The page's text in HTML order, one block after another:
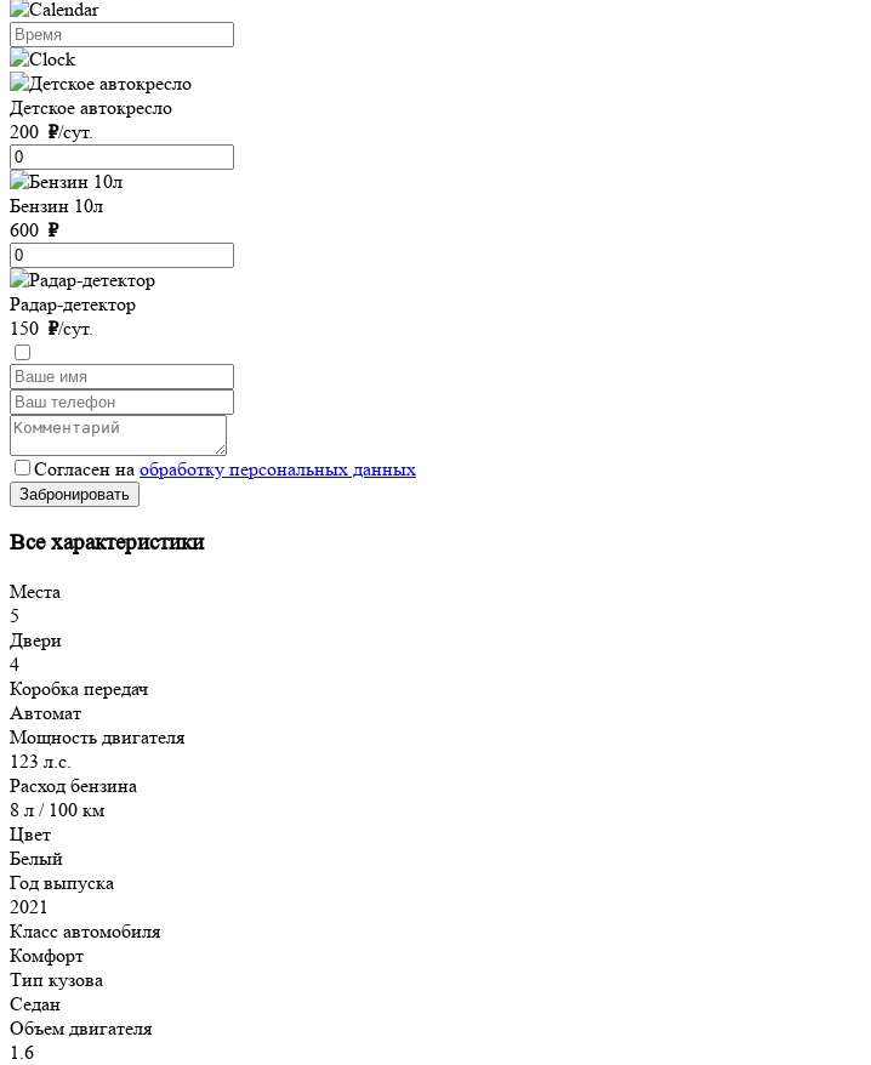
Детское автокресло
200 ₽/сут.
Бензин 10л
600 ₽
Радар-детектор
150 ₽/сут.
Согласен на обработку персональных данных
Забронировать
Все характеристики
Места
5
Двери
4
Коробка передач
Автомат
Мощность двигателя
123 л.с.
Расход бензина
8 л / 100 км
Цвет
Белый
Год выпуска
2021
Класс автомобиля
Комфорт
Тип кузова
Седан
Объем двигателя
1.6